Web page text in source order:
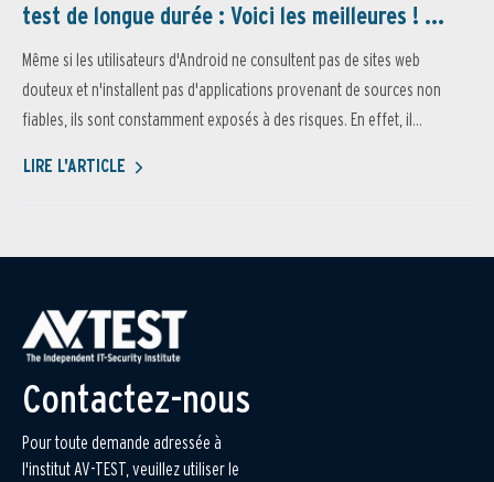
test de longue durée : Voici les meilleures ! ...
Même si les utilisateurs d'Android ne consultent pas de sites web
douteux et n'installent pas d'applications provenant de sources non
fiables, ils sont constamment exposés à des risques. En effet, il...
LIRE L'ARTICLE
Contactez-nous
Pour toute demande adressée à
l'institut AV-TEST, veuillez utiliser le